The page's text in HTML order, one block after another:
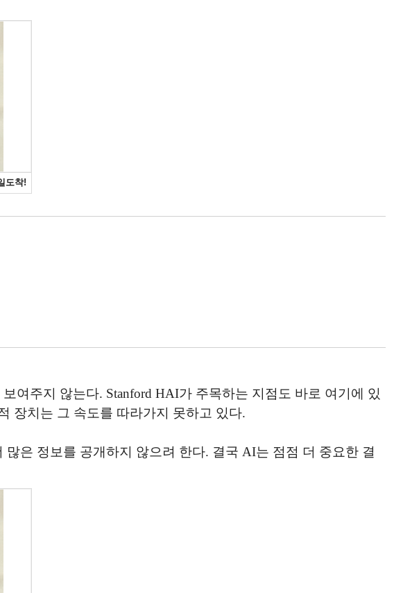
여주지 않는다. Stanford HAI가 주목하는 지점도 바로 여기에 있
장치는 그 속도를 따라가지 못하고 있다.
은 정보를 공개하지 않으려 한다. 결국 AI는 점점 더 중요한 결